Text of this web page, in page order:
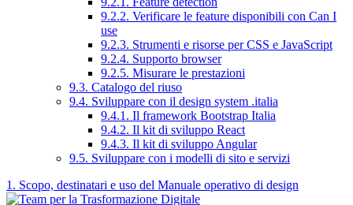
9.2.2. Verificare le feature disponibili con Can I
use
9.2.3. Strumenti e risorse per CSS e JavaScript
9.2.4. Supporto browser
9.2.5. Misurare le prestazioni
9.3. Catalogo del riuso
9.4. Sviluppare con il design system .italia
9.4.1. Il framework Bootstrap Italia
9.4.2. Il kit di sviluppo React
9.4.3. Il kit di sviluppo Angular
9.5. Sviluppare con i modelli di sito e servizi
1. Scopo, destinatari e uso del Manuale operativo di design